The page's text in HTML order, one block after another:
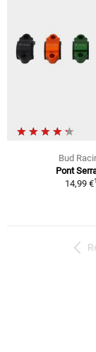
Bud
Pont
14,99 €1